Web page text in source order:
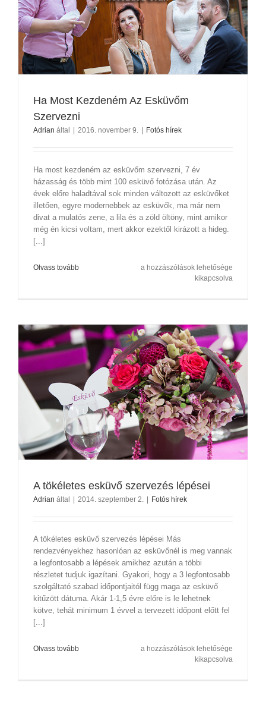
Ha Most Kezdeném Az Esküvőm
Szervezni
Adrian által | 2016. november 9. | Fotós hírek
Ha most kezdeném az esküvőm szervezni, 7 év
házasság és több mint 100 esküvő fotózása után. Az
évek előre haladtával sok minden változott az esküvőket
illetően, egyre modernebbek az esküvők, ma már nem
divat a mulatós zene, a lila és a zöld öltöny, mint amikor
még én kicsi voltam, mert akkor ezektől kirázott a hideg.
[...]
Olvass tovább
Ha
bejegyzéshez
a hozzászólások lehetősége
kikapcsolva
A tökéletes esküvő szervezés lépései
Adrian által | 2014. szeptember 2. | Fotós hírek
A tökéletes esküvő szervezés lépései Más
rendezvényekhez hasonlóan az esküvőnél is meg vannak
a legfontosabb a lépések amikhez azután a többi
részletet tudjuk igazítani. Gyakori, hogy a 3 legfontosabb
szolgáltató szabad időpontjaitól függ maga az esküvő
kitűzött dátuma. Akár 1-1,5 évre előre is le lehetnek
kötve, tehát minimum 1 évvel a tervezett időpont előtt fel
[...]
Olvass tovább
A
a hozzászólások lehetősége
kikapcsolva